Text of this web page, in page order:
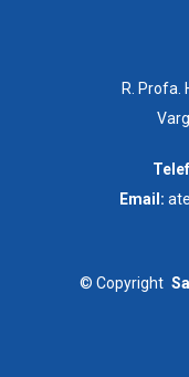
R. Profa.
Email:
© Copyright